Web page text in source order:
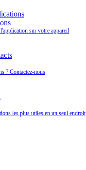
sur votre appareil
? Contactez‑nous
les plus utiles en un seul endroit